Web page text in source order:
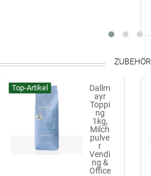
ZUBEHÖR
Top-Artikel
Dallm
ayr
Toppi
ng
1kg,
Milch
pulve
r
Vendi
ng &
Office